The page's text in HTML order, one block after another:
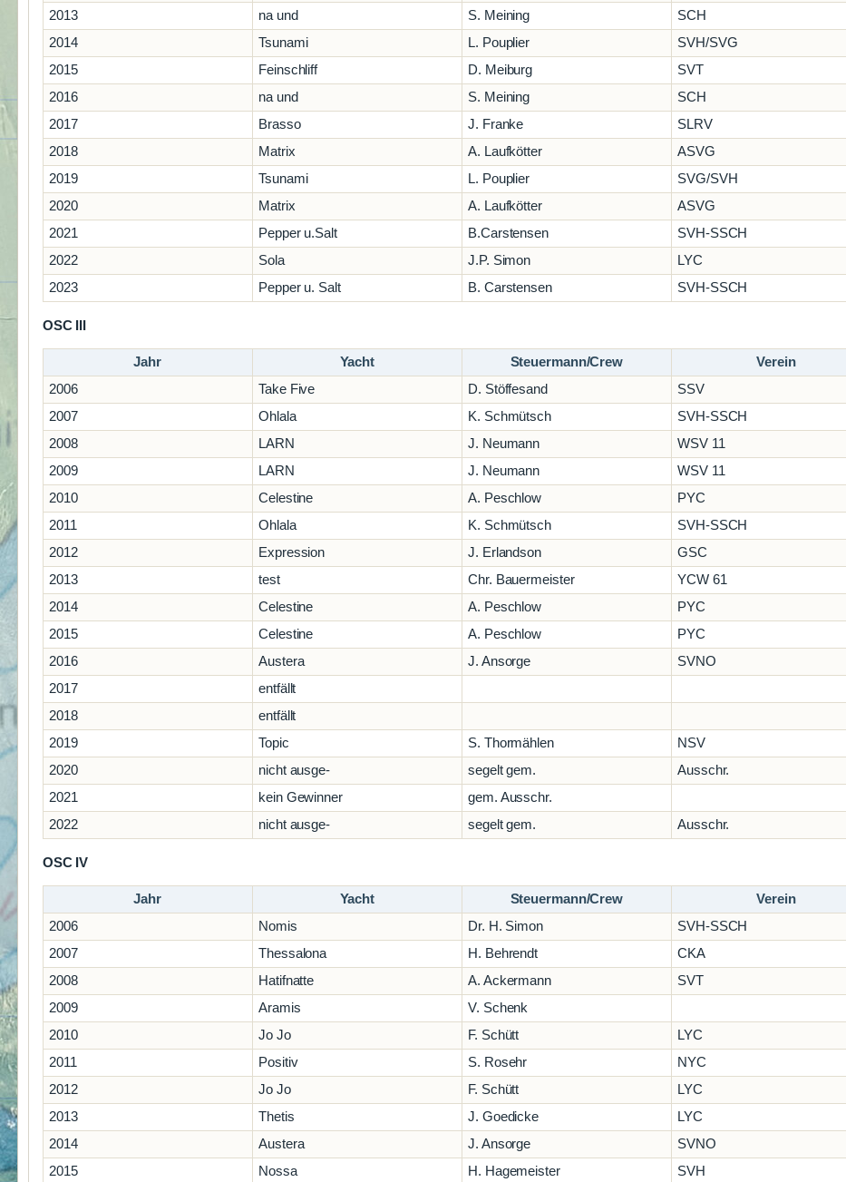
2013
na und S. Meining
SCH
2014
Tsunami L. Pouplier
SVH/SVG
2015
Feinschliff D. Meiburg
SVT
2016
na und S. Meining
SCH
2017
Brasso J. Franke
SLRV
2018
Matrix A. Laufkötter
ASVG
2019
Tsunami L. Pouplier
SVG/SVH
2020
Matrix A. Laufkötter
ASVG
2021
Pepper u.Salt B.Carstensen
SVH-SSCH
2022
Sola J.P. Simon
LYC
2023
Pepper u. Salt B. Carstensen SVH-SSCH
OSC III
Jahr Yacht Steuermann/Crew
Verein
2006
Take Five D. Stöffesand
SSV
2007
Ohlala K. Schmütsch
SVH-SSCH
2008
LARN J. Neumann
WSV 11
2009
LARN J. Neumann
WSV 11
2010
Celestine A. Peschlow
PYC
2011
Ohlala K. Schmütsch
SVH-SSCH
2012
Expression J. Erlandson
GSC
2013
test Chr. Bauermeister
YCW 61
2014
Celestine A. Peschlow
PYC
2015
Celestine A. Peschlow
PYC
2016
Austera J. Ansorge
SVNO
2017
entfällt
2018
entfällt
2019
Topic S. Thormählen
NSV
2020
nicht ausge- segelt gem.
Ausschr.
2021
kein Gewinner
gem. Ausschr.
2022
nicht ausge- segelt gem. Ausschr.
OSC IV
Jahr Yacht Steuermann/Crew
Verein
2006
Nomis Dr. H. Simon
SVH-SSCH
2007
Thessalona H. Behrendt
CKA
2008
Hatifnatte A. Ackermann
SVT
2009
Aramis
V. Schenk
2010
Jo Jo F. Schütt
LYC
2011
Positiv S. Rosehr
NYC
2012
Jo Jo F. Schütt
LYC
2013
Thetis J. Goedicke
LYC
2014
Austera J. Ansorge
SVNO
2015
Nossa H. Hagemeister
SVH